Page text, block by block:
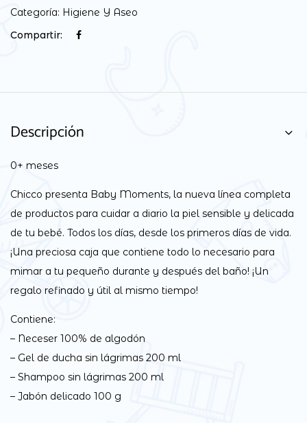
Categoría: Higiene Y Aseo
Compartir:
Descripción
0+ meses
Chicco presenta Baby Moments, la nueva línea completa
de productos para cuidar a diario la piel sensible y delicada
de tu bebé. Todos los días, desde los primeros días de vida.
¡Una preciosa caja que contiene todo lo necesario para
mimar a tu pequeño durante y después del baño! ¡Un
regalo refinado y útil al mismo tiempo!
Contiene:
– Neceser 100% de algodón
– Gel de ducha sin lágrimas 200 ml
– Shampoo sin lágrimas 200 ml
– Jabón delicado 100 g